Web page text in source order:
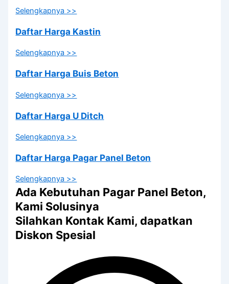
Selengkapnya >>
Daftar Harga Kastin
Selengkapnya >>
Daftar Harga Buis Beton
Selengkapnya >>
Daftar Harga U Ditch
Selengkapnya >>
Daftar Harga Pagar Panel Beton
Selengkapnya >>
Ada Kebutuhan Pagar Panel Beton,
Kami Solusinya
Silahkan Kontak Kami, dapatkan
Diskon Spesial